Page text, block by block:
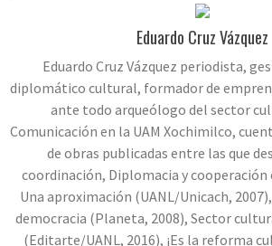
Eduardo Cruz Vázquez
Eduardo Cruz Vázquez periodista,
diplomático cultural, formador de
ante todo arqueólogo del sector
Comunicación en la UAM Xochimilco,
de obras publicadas entre las que
coordinación, Diplomacia y cooperación
Una aproximación (UANL/Unicach,
democracia (Planeta, 2008), Sector
(Editarte/UANL, 2016), ¡Es la reforma